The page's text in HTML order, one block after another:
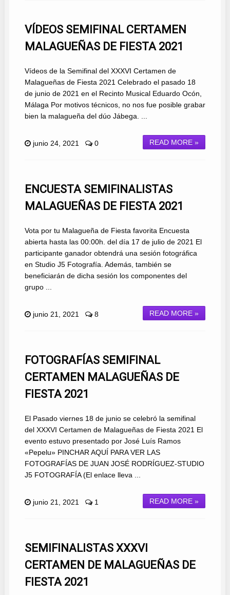
VÍDEOS SEMIFINAL CERTAMEN
MALAGUEÑAS DE FIESTA 2021
Vídeos de la Semifinal del XXXVI Certamen de
Malagueñas de Fiesta 2021 Celebrado el pasado 18
de junio de 2021 en el Recinto Musical Eduardo Ocón,
Málaga Por motivos técnicos, no nos fue posible grabar
bien la malagueña del dúo Jábega. ...
READ MORE »
junio 24, 2021 0
ENCUESTA SEMIFINALISTAS
MALAGUEÑAS DE FIESTA 2021
Vota por tu Malagueña de Fiesta favorita Encuesta
abierta hasta las 00:00h. del día 17 de julio de 2021 El
participante ganador obtendrá una sesión fotográfica
en Studio J5 Fotografía. Además, también se
beneficiarán de dicha sesión los componentes del
grupo ...
READ MORE »
junio 21, 2021 8
FOTOGRAFÍAS SEMIFINAL
CERTAMEN MALAGUEÑAS DE
FIESTA 2021
El Pasado viernes 18 de junio se celebró la semifinal
del XXXVI Certamen de Malagueñas de Fiesta 2021 El
evento estuvo presentado por José Luís Ramos
«Pepelu» PINCHAR AQUÍ PARA VER LAS
FOTOGRAFÍAS DE JUAN JOSÉ RODRÍGUEZ-STUDIO
J5 FOTOGRAFÍA (El enlace lleva ...
READ MORE »
junio 21, 2021 1
SEMIFINALISTAS XXXVI
CERTAMEN DE MALAGUEÑAS DE
FIESTA 2021